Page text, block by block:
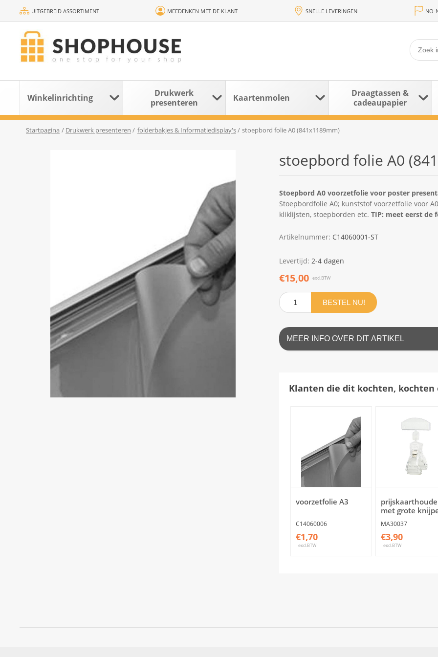
UITGEBREID ASSORTIMENT MEEDENKEN MET DE KLANT SNELLE LEVERINGEN NO-
Winkelinrichting
Drukwerk
presenteren
Kaartenmolen
Draagtassen &
cadeaupapier
Startpagina / Drukwerk presenteren / folderbakjes & Informatiedisplay's/ stoepbord folie A0 (841x1189mm)
stoepbord folie A0
Stoepbord A0 voorzetfolie voor poster
Stoepbordfolie A0; kunststof voorzetfolie voor
kliklijsten, stoepborden etc. TIP: meet eerst de
Artikelnummer: C14060001-ST
Levertijd: 2-4 dagen
€15,00 excl.BTW
BESTEL NU!
MEER INFO OVER DIT ARTIKEL
Klanten die dit kochten, kochten
voorzetfolie A3
C14060006
€1,70
excl.BTW
met grote
MA30037
€3,90
excl.BTW